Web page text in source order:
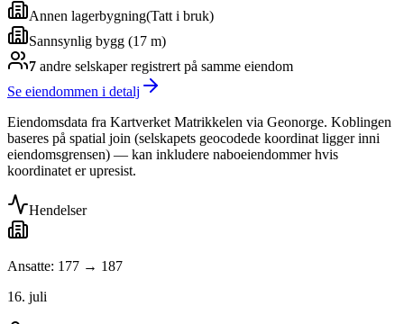
Annen lagerbygning(Tatt i bruk)
Sannsynlig bygg (17 m)
7 andre selskaperregistrert på samme eiendom
Se eiendommen i detalj
Eiendomsdata fra Kartverket Matrikkelen via Geonorge. Koblingen
baseres på spatial join (selskapets geocodede koordinat ligger inni
eiendomsgrensen) — kan inkludere naboeiendommer hvis
koordinatet er upresist.
Hendelser
Ansatte: 177 → 187
16. juli